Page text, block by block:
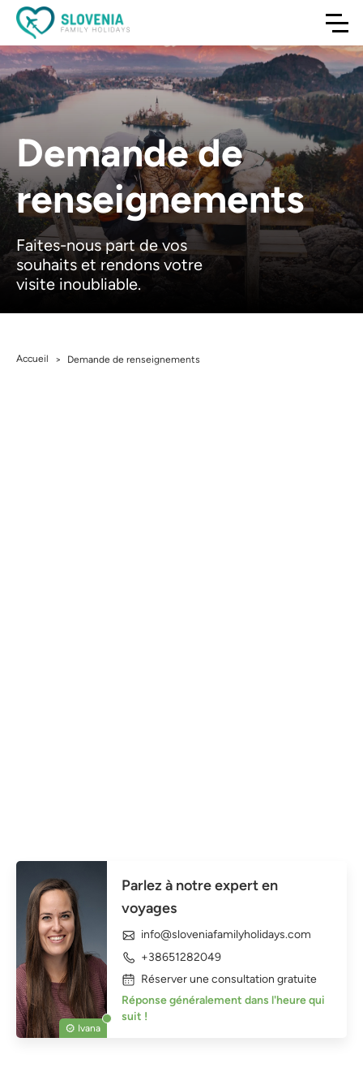
Demande de
renseignements
Faites-nous part de vos
souhaits et rendons votre
visite inoubliable.
Accueil > Demande de renseignements
Ivana
Parlez à notre expert en
voyages
info@sloveniafamilyholidays.com
+38651282049
Réserver une consultation gratuite
Réponse généralement dans l'heure qui
suit !